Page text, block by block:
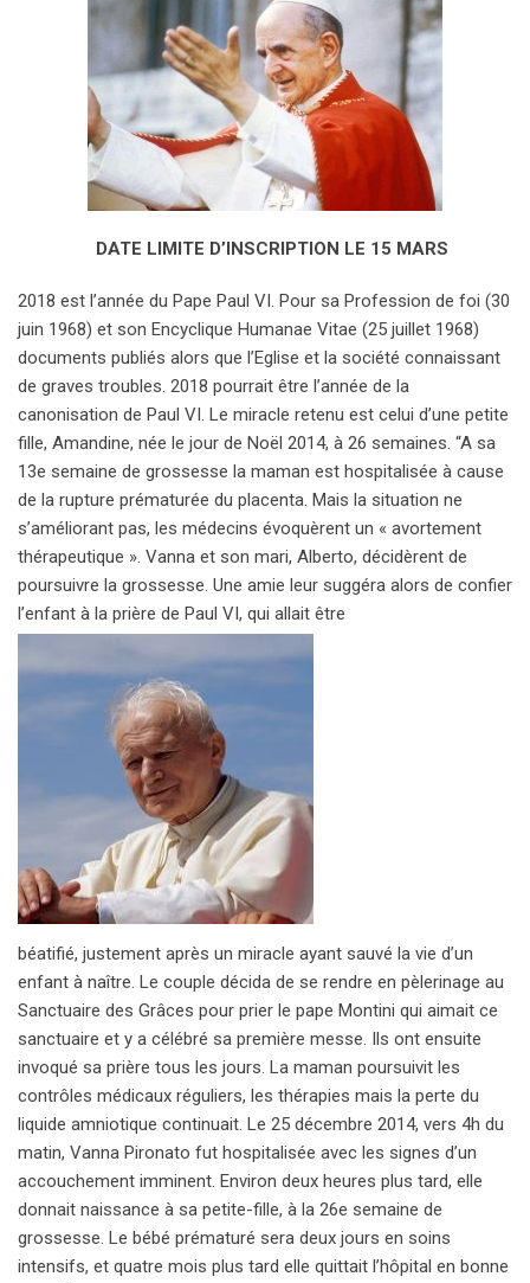
DATE LIMITE D’INSCRIPTION LE 15 MARS
2018 est l’année du Pape Paul VI. Pour sa Profession de foi (30
juin 1968) et son Encyclique Humanae Vitae (25 juillet 1968)
documents publiés alors que l’Eglise et la société connaissant
de graves troubles. 2018 pourrait être l’année de la
canonisation de Paul VI. Le miracle retenu est celui d’une petite
fille, Amandine, née le jour de Noël 2014, à 26 semaines. “A sa
13e semaine de grossesse la maman est hospitalisée à cause
de la rupture prématurée du placenta. Mais la situation ne
s’améliorant pas, les médecins évoquèrent un « avortement
thérapeutique ». Vanna et son mari, Alberto, décidèrent de
poursuivre la grossesse. Une amie leur suggéra alors de confier
l’enfant à la prière de Paul VI, qui allait être
béatifié, justement après un miracle ayant sauvé la vie d’un
enfant à naître. Le couple décida de se rendre en pèlerinage au
Sanctuaire des Grâces pour prier le pape Montini qui aimait ce
sanctuaire et y a célébré sa première messe. Ils ont ensuite
invoqué sa prière tous les jours. La maman poursuivit les
contrôles médicaux réguliers, les thérapies mais la perte du
liquide amniotique continuait. Le 25 décembre 2014, vers 4h du
matin, Vanna Pironato fut hospitalisée avec les signes d’un
accouchement imminent. Environ deux heures plus tard, elle
donnait naissance à sa petite-fille, à la 26e semaine de
grossesse. Le bébé prématuré sera deux jours en soins
intensifs, et quatre mois plus tard elle quittait l’hôpital en bonne